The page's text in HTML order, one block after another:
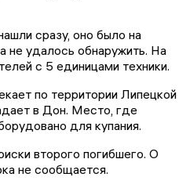
сразу, оно было на
не удалось обнаружить. На
с 5 единицами техники.
по территории Липецкой
в Дон. Место, где
для купания.
второго погибшего. О
не сообщается.